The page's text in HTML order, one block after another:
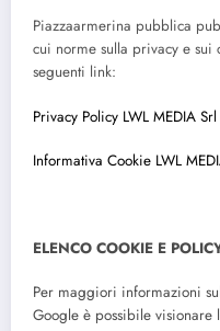
Piazzaarmerina pubblica
cui norme sulla privacy e sui
seguenti link:
Privacy Policy LWL MEDIA Srl
Informativa Cookie LWL
ELENCO COOKIE E
Per maggiori informazioni
Google è possibile